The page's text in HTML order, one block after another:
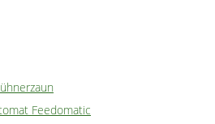
Feedomatic